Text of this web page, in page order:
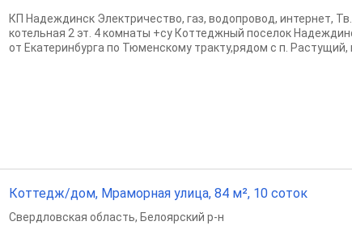
КП Надеждинск Электричество, газ, водопровод, интернет,
котельная 2 эт. 4 комнаты +су Коттеджный поселок
от Екатеринбурга по Тюменскому тракту,рядом с п. Растущий,
Коттедж/дом, Мраморная улица, 84 м², 10 соток
Свердловская область, Белоярский р-н